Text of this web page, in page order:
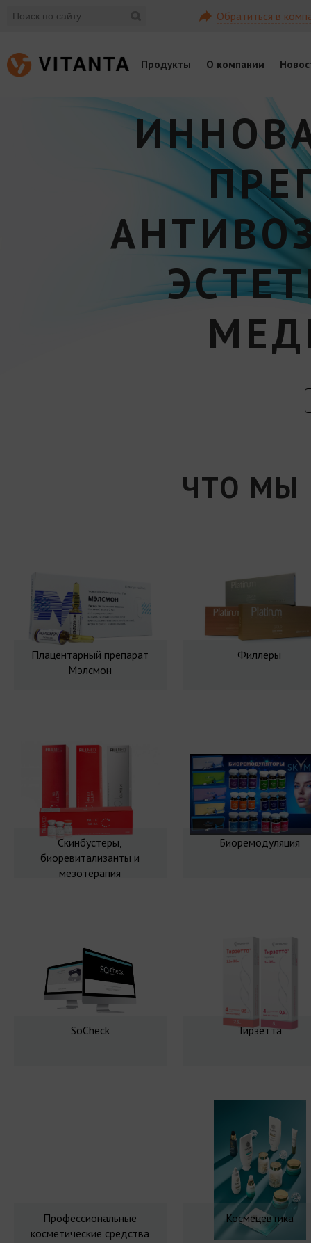
Обратиться в
Продукты О компании
ЧТО МЫ
Плацентарный препарат
Мэлсмон
Филлеры
Скинбустеры,
биоревитализанты и
мезотерапия
Биоремодуляция
SoCheck Тирзетта
Профессиональные
косметические средства
Космецевтика